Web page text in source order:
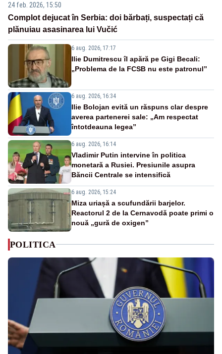
24 feb. 2026, 15:50
Complot dejucat în Serbia: doi bărbați, suspectați că
plănuiau asasinarea lui Vučić
6 aug. 2026, 17:17
Ilie Dumitrescu îl apără pe Gigi Becali:
„Problema de la FCSB nu este patronul”
6 aug. 2026, 16:34
Ilie Bolojan evită un răspuns clar despre
averea partenerei sale: „Am respectat
întotdeauna legea”
6 aug. 2026, 16:14
Vladimir Putin intervine în politica
monetară a Rusiei. Presiunile asupra
Băncii Centrale se intensifică
6 aug. 2026, 15:24
Miza uriașă a scufundării barjelor.
Reactorul 2 de la Cernavodă poate primi o
nouă „gură de oxigen”
POLITICA